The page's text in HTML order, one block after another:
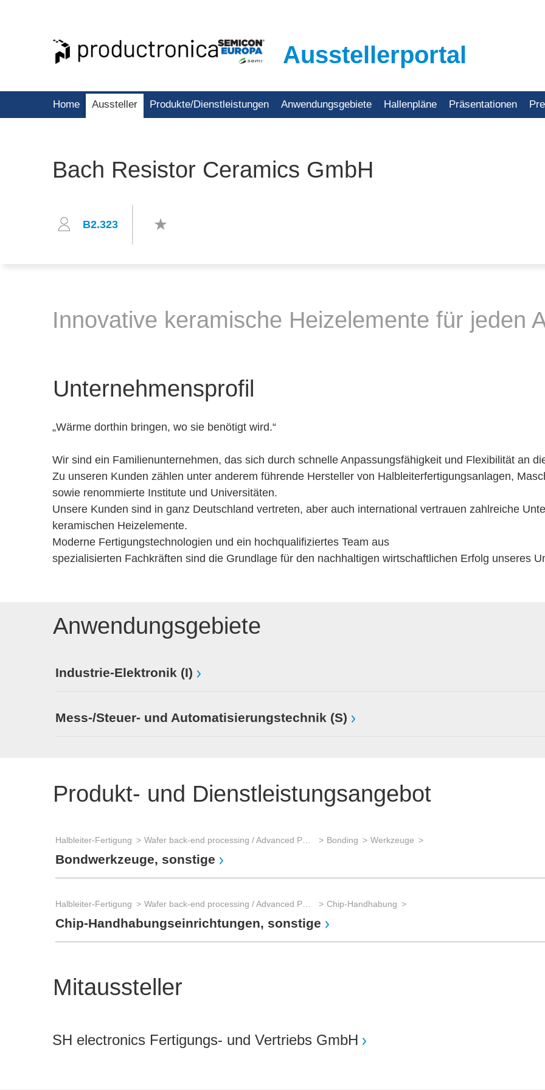
Ausstellerportal
Home Aussteller Produkte/Dienstleistungen Anwendungsgebiete Hallenpläne Präsentationen
Bach Resistor Ceramics GmbH
B2.323
Innovative keramische Heizelemente für jeden
Unternehmensprofil
„Wärme dorthin bringen, wo sie benötigt wird.“
Wir sind ein Familienunternehmen, das sich durch schnelle Anpassungsfähigkeit und Flexibilität an
Zu unseren Kunden zählen unter anderem führende Hersteller von Halbleiterfertigungsanlagen,
sowie renommierte Institute und Universitäten.
Unsere Kunden sind in ganz Deutschland vertreten, aber auch international vertrauen zahlreiche
keramischen Heizelemente.
Moderne Fertigungstechnologien und ein hochqualifiziertes Team aus
spezialisierten Fachkräften sind die Grundlage für den nachhaltigen wirtschaftlichen Erfolg unseres
Anwendungsgebiete
Industrie-Elektronik (I)
Mess-/Steuer- und Automatisierungstechnik (S)
Produkt- und Dienstleistungsangebot
Halbleiter-Fertigung Bonding Werkzeuge
Bondwerkzeuge, sonstige
Halbleiter-Fertigung Chip-Handhabung
Chip-Handhabungseinrichtungen, sonstige
Mitaussteller
SH electronics Fertigungs- und Vertriebs GmbH